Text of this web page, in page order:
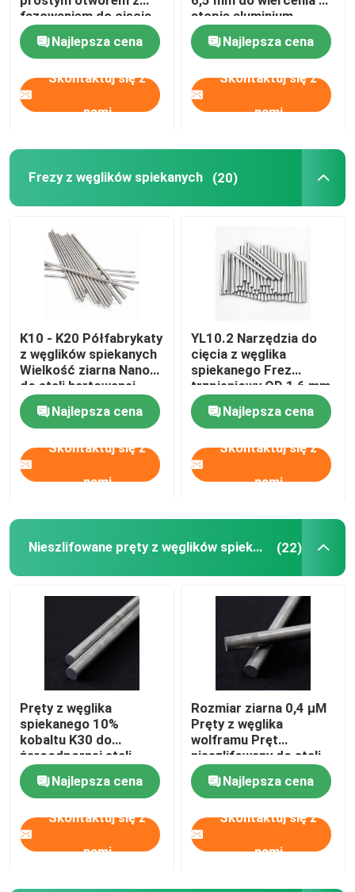
fazowaniem do cięcia
stali
Najlepsza cena
Skontaktuj się z
nami
stopie aluminium
Najlepsza cena
Skontaktuj się z
nami
Frezy z węglików spiekanych (20)
K10 - K20 Półfabrykaty
z węglików spiekanych
Wielkość ziarna Nano
do stali hartowanej
Najlepsza cena
Skontaktuj się z
nami
YL10.2 Narzędzia do
cięcia z węglika
spiekanego Frez
trzpieniowy OD 1,6 mm
Długość 20 mm
Najlepsza cena
Skontaktuj się z
nami
Nieszlifowane pręty z węglików spiekanych (22)
Pręty z węglika
spiekanego 10%
kobaltu K30 do
żaroodpornej stali
stopowej
Najlepsza cena
Skontaktuj się z
nami
Rozmiar ziarna 0,4 μM
Pręty z węglika
wolframu Pręt
nieszlifowany do stali
stopowej
Najlepsza cena
Skontaktuj się z
nami